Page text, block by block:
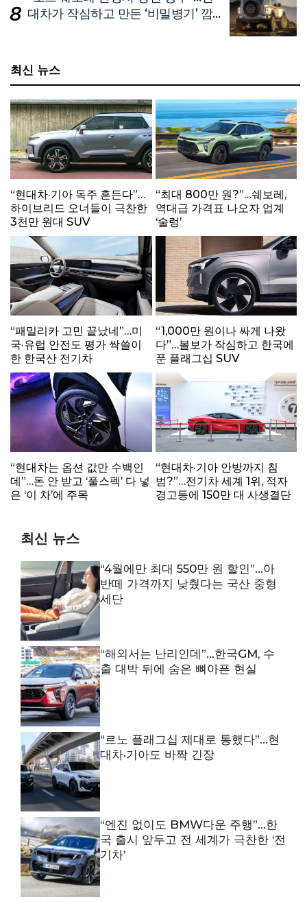
대차가 작심하고 만든 ‘비밀병기’ 깜
최신 뉴스
“현대차·기아 독주 흔든다”…
하이브리드 오너들이 극찬한
3천만 원대 SUV
“최대 800만 원?”…쉐보레,
역대급 가격표 나오자 업계
‘술렁’
“패밀리카 고민 끝났네”…미
국·유럽 안전도 평가 싹쓸이
한 한국산 전기차
“1,000만 원이나 싸게 나왔
다”…볼보가 작심하고 한국에
푼 플래그십 SUV
“현대차는 옵션 값만 수백인
데”…돈 안 받고 ‘풀스펙’ 다 넣
은 ‘이 차’에 주목
“현대차·기아 안방까지 침
범?”…전기차 세계 1위, 적자
경고등에 150만 대 사생결단
최신 뉴스
“4월에만 최대 550만 원 할인”…아
반떼 가격까지 낮췄다는 국산 중형
세단
“해외서는 난리인데”…한국GM, 수
출 대박 뒤에 숨은 뼈아픈 현실
“르노 플래그십 제대로 통했다”…현
대차·기아도 바짝 긴장
“엔진 없이도 BMW다운 주행”…한
국 출시 앞두고 전 세계가 극찬한 ‘전
기차’